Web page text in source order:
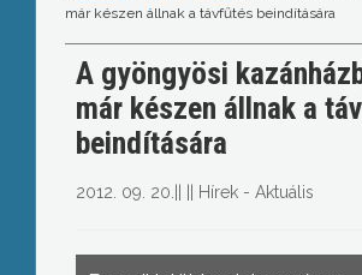
már készen állnak a távfűtés beindítására
A gyöngyösi
már készen állnak a
beindítására
2012. 09. 20. Hírek - Aktuális